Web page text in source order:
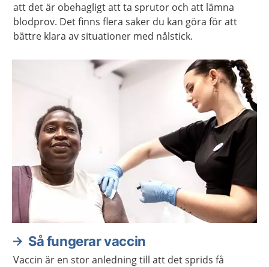
att det är obehagligt att ta sprutor och att lämna
blodprov. Det finns flera saker du kan göra för att
bättre klara av situationer med nålstick.
Så fungerar vaccin
Vaccin är en stor anledning till att det sprids få